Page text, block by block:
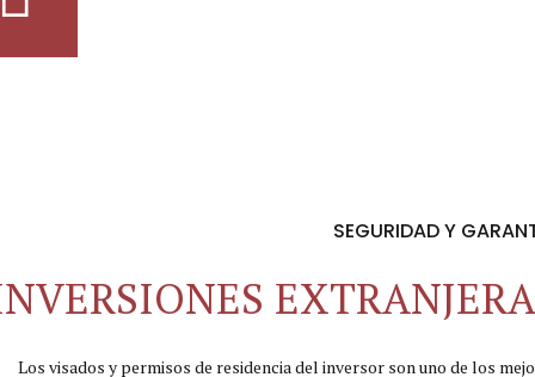
SEGURIDAD Y
Los visados y permisos de residencia del inversor son uno de los